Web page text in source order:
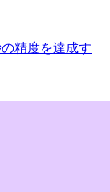
精度を達成す